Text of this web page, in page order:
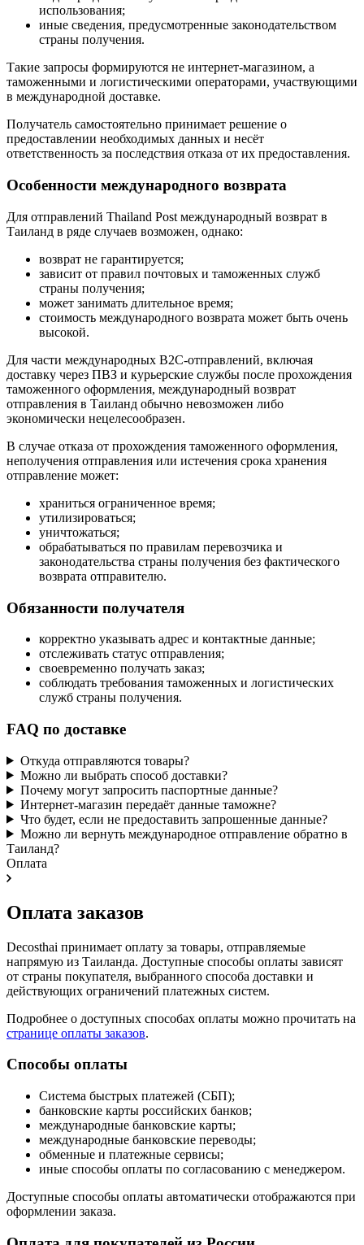
использования;
иные сведения, предусмотренные законодательством
страны получения.
Такие запросы формируются не интернет-магазином, а
таможенными и логистическими операторами, участвующими
в международной доставке.
Получатель самостоятельно принимает решение о
предоставлении необходимых данных и несёт
ответственность за последствия отказа от их предоставления.
Особенности международного возврата
Для отправлений Thailand Post международный возврат в
Таиланд в ряде случаев возможен, однако:
возврат не гарантируется;
зависит от правил почтовых и таможенных служб
страны получения;
может занимать длительное время;
стоимость международного возврата может быть очень
высокой.
Для части международных B2C-отправлений, включая
доставку через ПВЗ и курьерские службы после прохождения
таможенного оформления, международный возврат
отправления в Таиланд обычно невозможен либо
экономически нецелесообразен.
В случае отказа от прохождения таможенного оформления,
неполучения отправления или истечения срока хранения
отправление может:
храниться ограниченное время;
утилизироваться;
уничтожаться;
обрабатываться по правилам перевозчика и
законодательства страны получения без фактического
возврата отправителю.
Обязанности получателя
корректно указывать адрес и контактные данные;
отслеживать статус отправления;
своевременно получать заказ;
соблюдать требования таможенных и логистических
служб страны получения.
FAQ по доставке
Откуда отправляются товары?
Можно ли выбрать способ доставки?
Почему могут запросить паспортные данные?
Интернет-магазин передаёт данные таможне?
Что будет, если не предоставить запрошенные данные?
Можно ли вернуть международное отправление обратно в
Таиланд?
Оплата
Оплата заказов
Decosthai принимает оплату за товары, отправляемые
напрямую из Таиланда. Доступные способы оплаты зависят
от страны покупателя, выбранного способа доставки и
действующих ограничений платежных систем.
Подробнее о доступных способах оплаты можно прочитать на
странице оплаты заказов.
Способы оплаты
Система быстрых платежей (СБП);
банковские карты российских банков;
международные банковские карты;
международные банковские переводы;
обменные и платежные сервисы;
иные способы оплаты по согласованию с менеджером.
Доступные способы оплаты автоматически отображаются при
оформлении заказа.